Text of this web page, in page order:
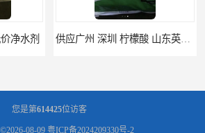
净水剂
您是第614425位访客
08-09 粤ICP备2024209330号-2